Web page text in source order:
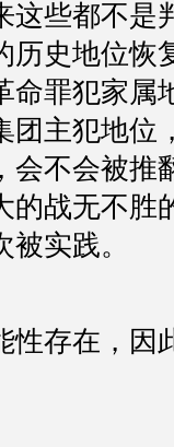
这些都不是
历史地位恢
命罪犯家属
团主犯地位
会不会被推
的战无不胜
实践。
性存在，因